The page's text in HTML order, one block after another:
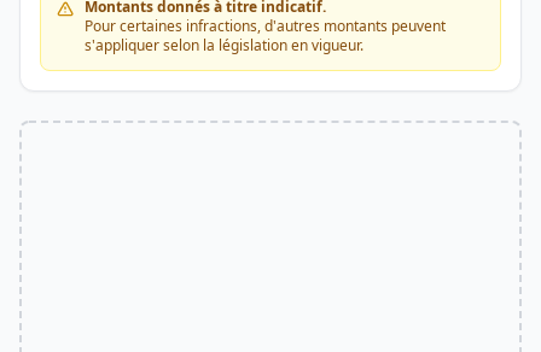
Montants donnés à titre indicatif.
Pour certaines infractions, d'autres montants peuvent
s'appliquer selon la législation en vigueur.